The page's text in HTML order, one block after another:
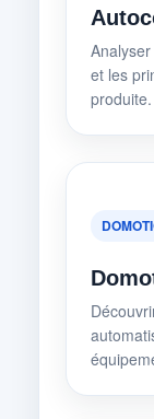
et les
produite.